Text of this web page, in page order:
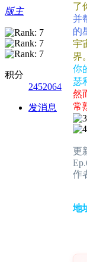
版主
积分
2452064
发消息
了
并
的
宇
界。
你
瑟
然
常
更
作
地